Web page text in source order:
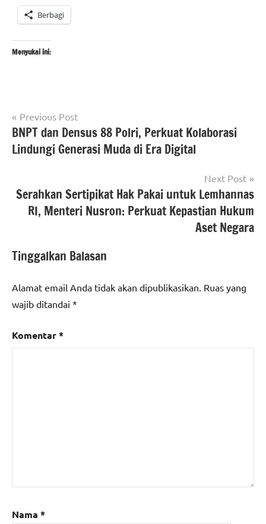
Berbagi
Menyukai ini:
Tagged
with
#desa
pelawad
#kampung
pancasila,
#kodim
berita
banten
berita
Kodim
0602/serang
Navigasi
pos
Previous Post
BNPT dan Densus 88 Polri, Perkuat Kolaborasi
Lindungi Generasi Muda di Era Digital
Next Post
Serahkan Sertipikat Hak Pakai untuk Lemhannas
RI, Menteri Nusron: Perkuat Kepastian Hukum
Aset Negara
Tinggalkan Balasan
Alamat email Anda tidak akan dipublikasikan. Ruas yang
wajib ditandai *
Komentar*
Nama *